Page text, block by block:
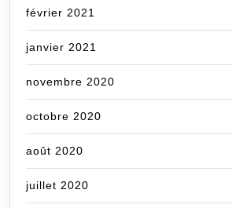
février 2021
janvier 2021
novembre 2020
octobre 2020
août 2020
juillet 2020